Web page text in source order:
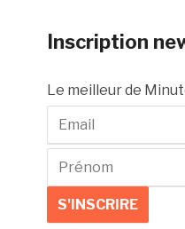
Inscription
Le meilleur de